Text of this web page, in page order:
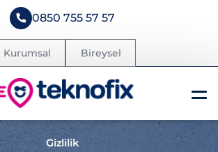
0850 755 57 57
Kurumsal Bireysel
Gizlilik